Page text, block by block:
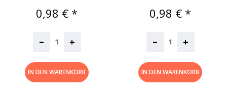
Preis
0,98 € *
– +
IN DEN WARENKORB
Preis
0,98 € *
– +
IN DEN WARENKORB